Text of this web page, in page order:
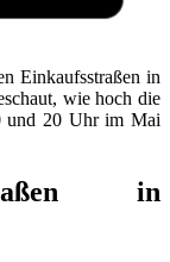
Einkaufsstraßen in
wie hoch die
und 20 Uhr im Mai
in